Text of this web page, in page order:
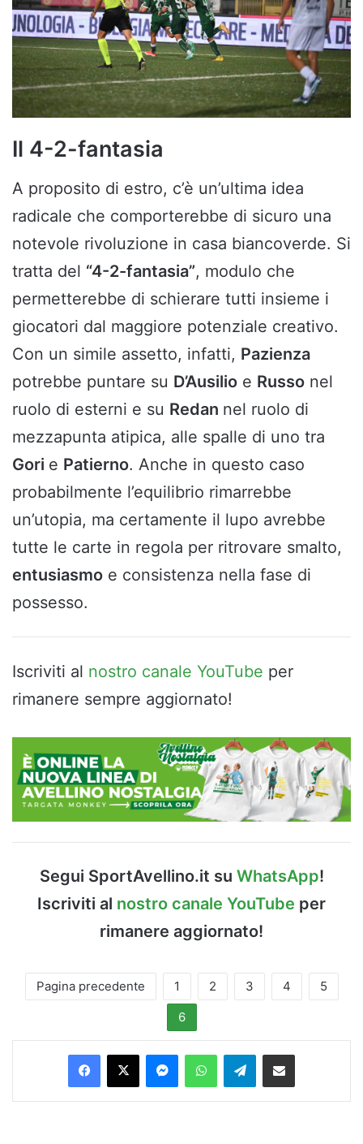
Il 4-2-fantasia
A proposito di estro, c’è un’ultima idea
radicale che comporterebbe di sicuro una
notevole rivoluzione in casa biancoverde. Si
tratta del “4-2-fantasia”, modulo che
permetterebbe di schierare tutti insieme i
giocatori dal maggiore potenziale creativo.
Con un simile assetto, infatti, Pazienza
potrebbe puntare su D’Ausilio e Russo nel
ruolo di esterni e su Redan nel ruolo di
mezzapunta atipica, alle spalle di uno tra
Gori e Patierno. Anche in questo caso
probabilmente l’equilibrio rimarrebbe
un’utopia, ma certamente il lupo avrebbe
tutte le carte in regola per ritrovare smalto,
entusiasmo e consistenza nella fase di
possesso.
Iscriviti al nostro canale YouTube per
rimanere sempre aggiornato!
Segui SportAvellino.it su WhatsApp!
Iscriviti al nostro canale YouTube per
rimanere aggiornato!
Pagina precedente 1 2 3 4
5
6
Facebook
X MessengerWhatsAppTelegramCondividi via Email